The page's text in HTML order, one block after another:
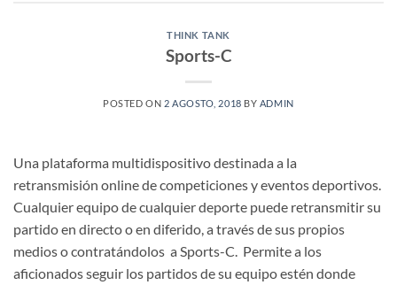
THINK TANK
Sports-C
POSTED ON 2 AGOSTO, 2018 BY ADMIN
Una plataforma multidispositivo destinada a la
retransmisión online de competiciones y eventos deportivos.
Cualquier equipo de cualquier deporte puede retransmitir su
partido en directo o en diferido, a través de sus propios
medios o contratándolos a Sports-C. Permite a los
aficionados seguir los partidos de su equipo estén donde